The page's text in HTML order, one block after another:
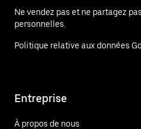
Ne vendez pas et ne partagez
personnelles.
Politique relative aux données
Entreprise
À propos de nous